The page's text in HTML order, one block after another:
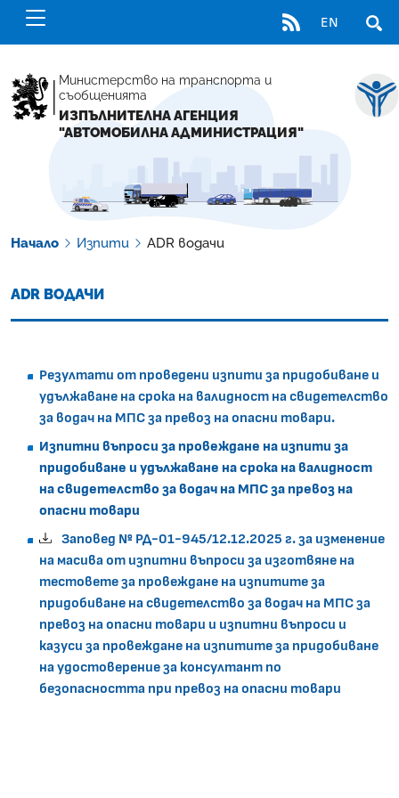
RSS EN
Министерство на транспорта и
съобщенията
ИЗПЪЛНИТЕЛНА АГЕНЦИЯ
"АВТОМОБИЛНА АДМИНИСТРАЦИЯ"
Начало Изпити ADR водачи
ADR ВОДАЧИ
Резултати от проведени изпити за придобиване и
удължаване на срока на валидност на свидетелство
за водач на МПС за превоз на опасни товари.
Изпитни въпроси за провеждане на изпити за
придобиване и удължаване на срока на валидност
на свидетелство за водач на МПС за превоз на
опасни товари
Заповед № РД-01-945/12.12.2025 г. за изменение
на масива от изпитни въпроси за изготвяне на
тестовете за провеждане на изпитите за
придобиване на свидетелство за водач на МПС за
превоз на опасни товари и изпитни въпроси и
казуси за провеждане на изпитите за придобиване
на удостоверение за консултант по
безопасността при превоз на опасни товари